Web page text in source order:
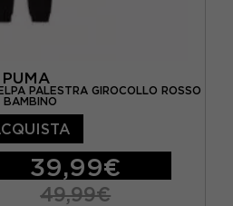
PUMA
PALESTRA GIROCOLLO ROSSO
BAMBINO
39,99€
49,99€